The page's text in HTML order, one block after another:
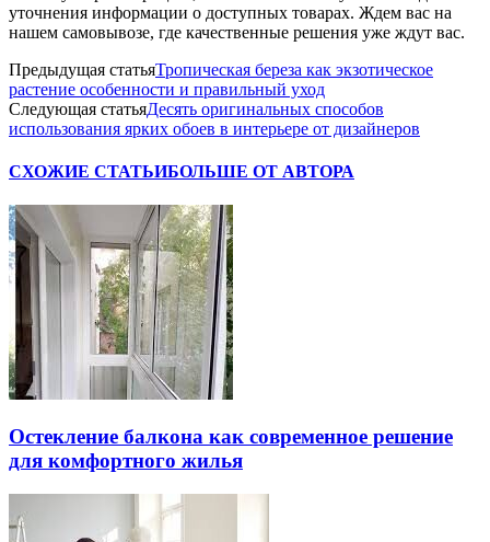
уточнения информации о доступных товарах. Ждем вас на
нашем самовывозе, где качественные решения уже ждут вас.
Предыдущая статьяТропическая береза как экзотическое
растение особенности и правильный уход
Следующая статьяДесять оригинальных способов
использования ярких обоев в интерьере от дизайнеров
СХОЖИЕ СТАТЬИБОЛЬШЕ ОТ АВТОРА
Остекление балкона как современное решение
для комфортного жилья